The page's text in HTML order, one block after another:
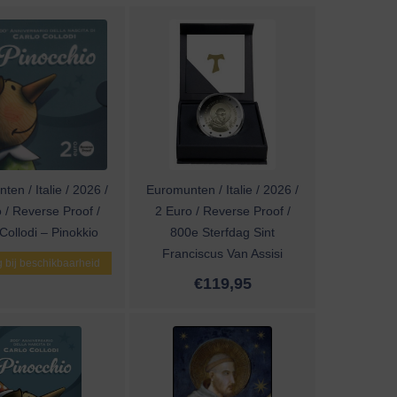
/ Italie / 2026 /
/ Reverse Proof /
– Pinokkio
bij beschikbaarheid
Euromunten / Italie / 2026 /
2 Euro / Reverse Proof /
800e Sterfdag Sint
Franciscus Van Assisi
€119,95